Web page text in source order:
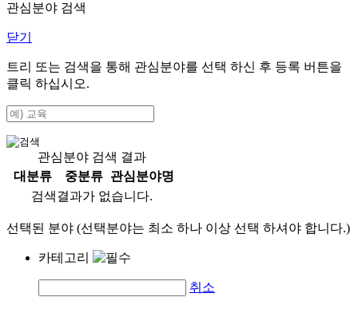
관심분야 검색
닫기
트리 또는 검색을 통해 관심분야를 선택 하신 후 등록 버튼을
클릭 하십시오.
관심분야 검색 결과
대분류
중분류
관심분야명
검색결과가 없습니다.
선택된 분야 (선택분야는 최소 하나 이상 선택 하셔야 합니다.)
카테고리
취소